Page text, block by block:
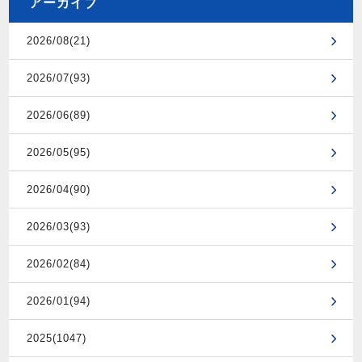
アーカイブ
2026/08(21)
2026/07(93)
2026/06(89)
2026/05(95)
2026/04(90)
2026/03(93)
2026/02(84)
2026/01(94)
2025(1047)